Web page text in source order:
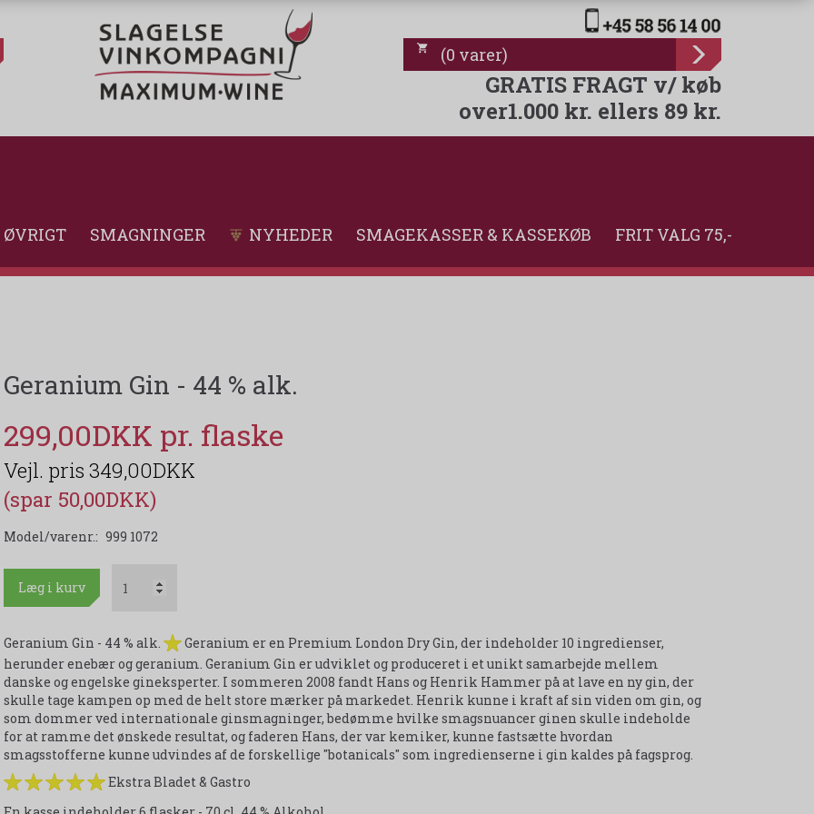
(0 varer)
GRATIS FRAGT v/ køb
over1.000 kr. ellers 89 kr.
ØVRIGT SMAGNINGER NYHEDER SMAGEKASSER & KASSEKØB FRIT VALG 75,-
Geranium Gin - 44 % alk.
299,00DKK
349,00DKK
(spar 50,00DKK)
Model/varenr.: 999 1072
Læg i kurv
Geranium Gin - 44 % alk.
Geranium er en Premium London Dry Gin, der indeholder 10 ingredienser,
herunder enebær og geranium. Geranium Gin er udviklet og produceret i et unikt samarbejde mellem
danske og engelske gineksperter. I sommeren 2008 fandt Hans og Henrik Hammer på at lave en ny gin, der
skulle tage kampen op med de helt store mærker på markedet. Henrik kunne i kraft af sin viden om gin, og
som dommer ved internationale ginsmagninger, bedømme hvilke smagsnuancer ginen skulle indeholde
for at ramme det ønskede resultat, og faderen Hans, der var kemiker, kunne fastsætte hvordan
smagsstofferne kunne udvindes af de forskellige "botanicals" som ingredienserne i gin kaldes på fagsprog.
Ekstra Bladet & Gastro